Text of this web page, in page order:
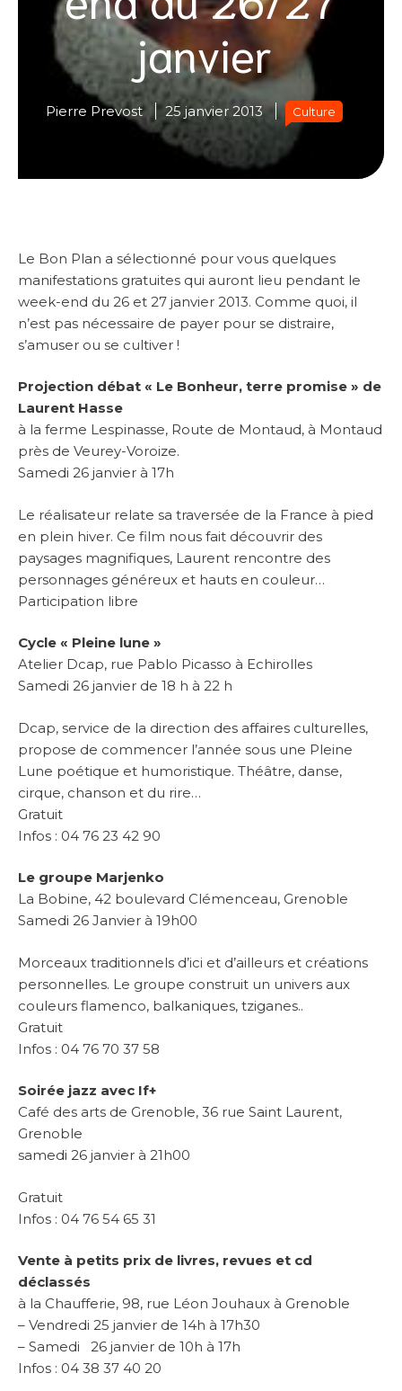
janvier
Pierre Prevost 25 janvier 2013 Culture
Le Bon Plan a sélectionné pour vous quelques
manifestations gratuites qui auront lieu pendant le
week-end du 26 et 27 janvier 2013. Comme quoi, il
n’est pas nécessaire de payer pour se distraire,
s’amuser ou se cultiver !
Projection débat « Le Bonheur, terre promise » de
Laurent Hasse
à la ferme Lespinasse, Route de Montaud, à Montaud
près de Veurey-Voroize.
Samedi 26 janvier à 17h
Le réalisateur relate sa traversée de la France à pied
en plein hiver. Ce film nous fait découvrir des
paysages magnifiques, Laurent rencontre des
personnages généreux et hauts en couleur…
Participation libre
Cycle « Pleine lune »
Atelier Dcap, rue Pablo Picasso à Echirolles
Samedi 26 janvier de 18 h à 22 h
Dcap, service de la direction des affaires culturelles,
propose de commencer l’année sous une Pleine
Lune poétique et humoristique. Théâtre, danse,
cirque, chanson et du rire…
Gratuit
Infos : 04 76 23 42 90
Le groupe Marjenko
La Bobine, 42 boulevard Clémenceau, Grenoble
Samedi 26 Janvier à 19h00
Morceaux traditionnels d’ici et d’ailleurs et créations
personnelles. Le groupe construit un univers aux
couleurs flamenco, balkaniques, tziganes..
Gratuit
Infos : 04 76 70 37 58
Soirée jazz avec If+
Café des arts de Grenoble, 36 rue Saint Laurent,
Grenoble
samedi 26 janvier à 21h00
Gratuit
Infos : 04 76 54 65 31
Vente à petits prix de livres, revues et cd
déclassés
à la Chaufferie, 98, rue Léon Jouhaux à Grenoble
– Vendredi 25 janvier de 14h à 17h30
– Samedi 26 janvier de 10h à 17h
Infos : 04 38 37 40 20